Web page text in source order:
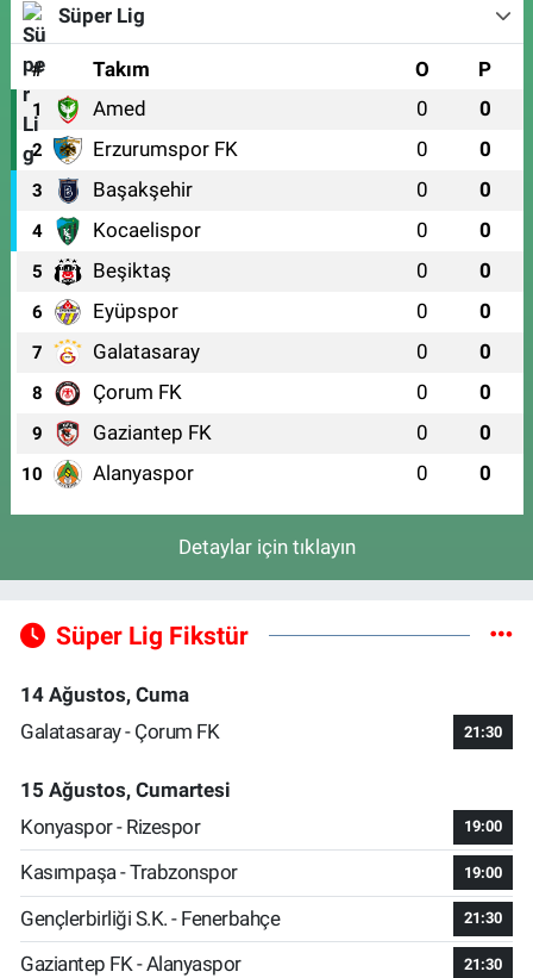
Süper Lig
# Takım O P
1 Amed 0 0
2 Erzurumspor FK 0 0
3 Başakşehir 0 0
4 Kocaelispor 0 0
5 Beşiktaş 0 0
6 Eyüpspor 0 0
7 Galatasaray 0 0
8 Çorum FK 0 0
9 Gaziantep FK 0 0
10 Alanyaspor 0 0
Detaylar için tıklayın
Süper Lig Fikstür
14 Ağustos, Cuma
Galatasaray - Çorum FK
21:30
15 Ağustos, Cumartesi
Konyaspor - Rizespor
19:00
Kasımpaşa - Trabzonspor 19:00
Gençlerbirliği S.K. - Fenerbahçe 21:30
Gaziantep FK - Alanyaspor 21:30